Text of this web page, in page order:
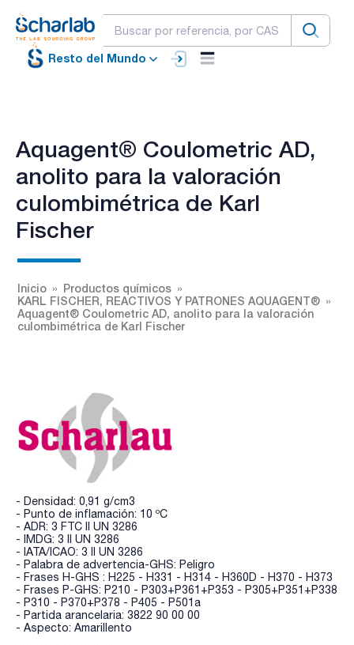
Resto del Mundo
Aquagent® Coulometric AD,
anolito para la valoración
culombimétrica de Karl
Fischer
Inicio
Productos químicos
KARL FISCHER, REACTIVOS Y PATRONES AQUAGENT®
Aquagent® Coulometric AD, anolito para la valoración
culombimétrica de Karl Fischer
- Densidad: 0,91 g/cm3
- Punto de inflamación: 10 ºC
- ADR: 3 FTC II UN 3286
- IMDG: 3 II UN 3286
- IATA/ICAO: 3 II UN 3286
- Palabra de advertencia-GHS: Peligro
- Frases H-GHS : H225 - H331 - H314 - H360D - H370 - H373
- Frases P-GHS: P210 - P303+P361+P353 - P305+P351+P338
- P310 - P370+P378 - P405 - P501a
- Partida arancelaria: 3822 90 00 00
- Aspecto: Amarillento